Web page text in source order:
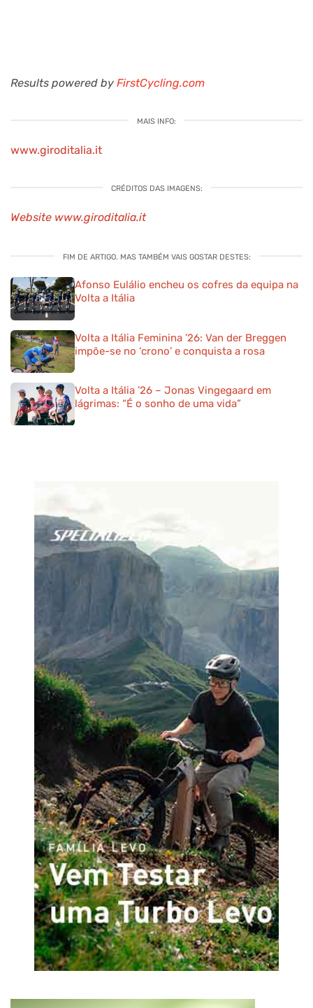
Results powered by FirstCycling.com
MAIS INFO:
www.giroditalia.it
CRÉDITOS DAS IMAGENS:
Website www.giroditalia.it
FIM DE ARTIGO. MAS TAMBÉM VAIS GOSTAR DESTES:
Afonso Eulálio encheu os cofres da equipa na
Volta a Itália
Volta a Itália Feminina ’26: Van der Breggen
impõe-se no ‘crono’ e conquista a rosa
Volta a Itália ’26 – Jonas Vingegaard em
lágrimas: “É o sonho de uma vida”